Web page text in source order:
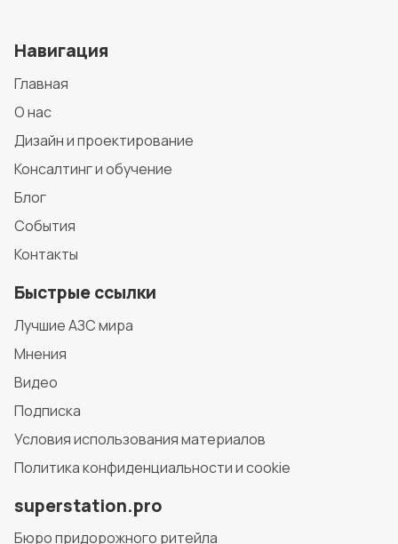
Навигация
Главная
О нас
Дизайн и проектирование
Консалтинг и обучение
Блог
События
Контакты
Быстрые ссылки
Лучшие АЗС мира
Мнения
Видео
Подписка
Условия использования материалов
Политика конфиденциальности и cookie
superstation.pro
Бюро придорожного ритейла